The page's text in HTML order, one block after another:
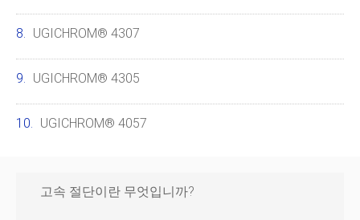
UGICHROM® 4307
UGICHROM® 4305
UGICHROM® 4057
고속 절단이란 무엇입니까?